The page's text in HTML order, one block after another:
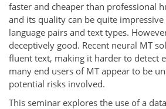
faster and cheaper than professional
and its quality can be quite
language pairs and text types.
deceptively good. Recent neural MT
fluent text, making it harder to detect
many end users of MT appear to be
potential risks involved.
This seminar explores the use of a